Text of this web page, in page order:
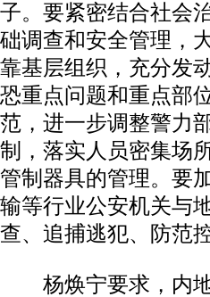
子。要紧密结合社会
础调查和安全管理，
靠基层组织，充分发
恐重点问题和重点部
范，进一步调整警力
制，落实人员密集场
管制器具的管理。要
输等行业公安机关与
查、追捕逃犯、防范
杨焕宁要求，内地